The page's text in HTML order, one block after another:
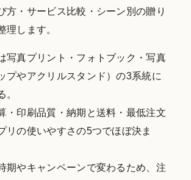
方・サービス比較・シーン別の贈り
理します。
写真プリント・フォトブック・写真
プやアクリルスタンド）の3系統に
。
・印刷品質・納期と送料・最低注文
リの使いやすさの5つでほぼ決ま
期やキャンペーンで変わるため、注